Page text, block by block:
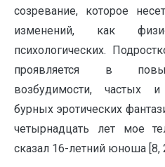
созревание, которое
изменений, как
психологических.
проявляется в
возбудимости, частых
бурных эротических
четырнадцать лет мое
сказал 16-летний юноша [8,